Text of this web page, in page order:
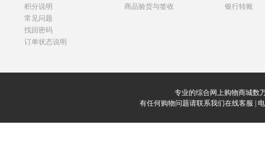
积分说明
常见问题
找回密码
订单状态说明
商品验货与签收
银行转账
专业的综合网上购物商城数
有任何购物问题请联系我们在线客服 | 电